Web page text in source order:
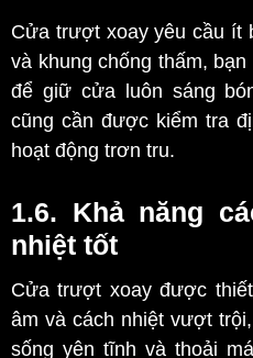
Cửa trượt xoay yêu cầu ít
và khung chống thấm,
để giữ cửa luôn sáng
cũng cần được kiểm tra
hoạt động trơn tru.
1.6. Khả năng
nhiệt tốt
Cửa trượt xoay được
âm và cách nhiệt vượt
sống yên tĩnh và thoải